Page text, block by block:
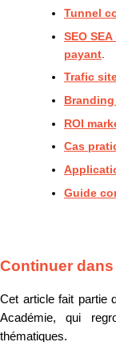
Tunnel
SEO
payant
Trafic
ROI
Cas
Guide
Continuer dans
Cet article fait partie
Académie, qui
thématiques.